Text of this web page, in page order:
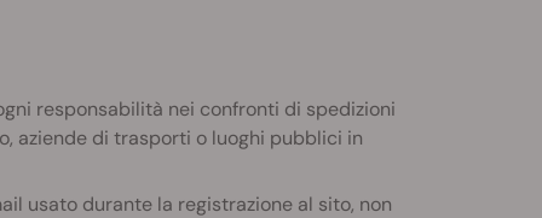
responsabilità nei confronti di spedizioni
aziende di trasporti o luoghi pubblici in
usato durante la registrazione al sito, non